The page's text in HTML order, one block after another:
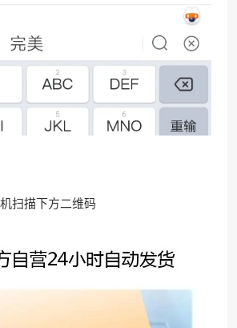
扫描下方二维码